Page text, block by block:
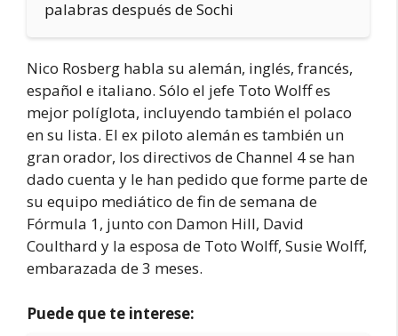
palabras después de Sochi
Nico Rosberg habla su alemán, inglés, francés,
español e italiano. Sólo el jefe Toto Wolff es
mejor políglota, incluyendo también el polaco
en su lista. El ex piloto alemán es también un
gran orador, los directivos de Channel 4 se han
dado cuenta y le han pedido que forme parte de
su equipo mediático de fin de semana de
Fórmula 1, junto con Damon Hill, David
Coulthard y la esposa de Toto Wolff, Susie Wolff,
embarazada de 3 meses.
Puede que te interese: